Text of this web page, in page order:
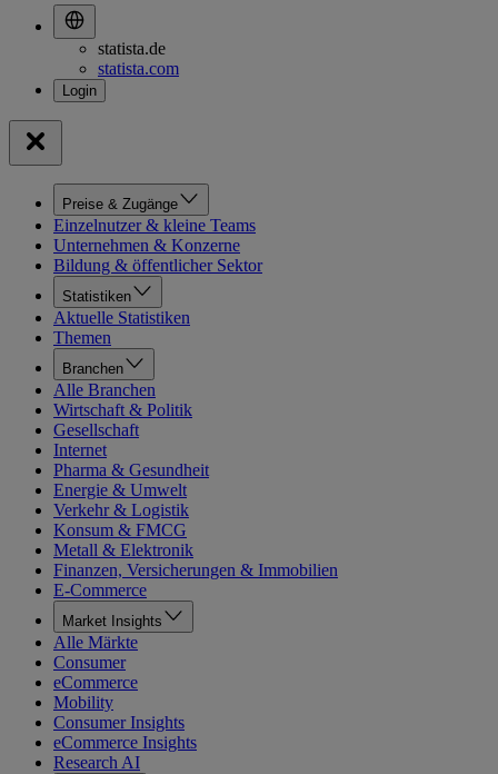
statista.de
statista.com
Preise & Zugänge
Einzelnutzer & kleine Teams
Unternehmen & Konzerne
Bildung & öffentlicher Sektor
Statistiken
Aktuelle Statistiken
Themen
Branchen
Alle Branchen
Wirtschaft & Politik
Gesellschaft
Internet
Pharma & Gesundheit
Energie & Umwelt
Verkehr & Logistik
Konsum & FMCG
Metall & Elektronik
Finanzen, Versicherungen & Immobilien
E-Commerce
Market Insights
Alle Märkte
Consumer
eCommerce
Mobility
Consumer Insights
eCommerce Insights
Research AI